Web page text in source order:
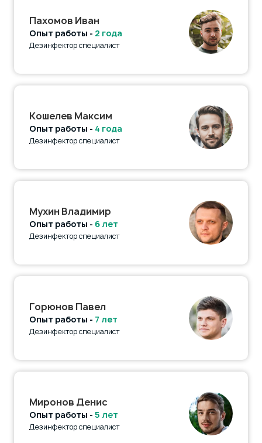
Пахомов Иван
Опыт работы - 2 года
Дезинфектор специалист
Кошелев Максим
Опыт работы - 4 года
Дезинфектор специалист
Мухин Владимир
Опыт работы - 6 лет
Дезинфектор специалист
Горюнов Павел
Опыт работы - 7 лет
Дезинфектор специалист
Миронов Денис
Опыт работы - 5 лет
Дезинфектор специалист